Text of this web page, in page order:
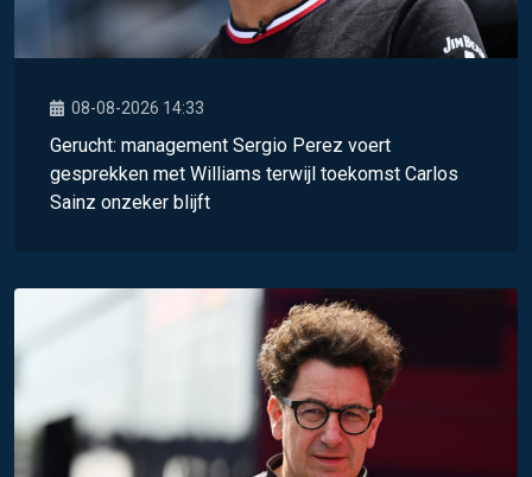
08-08-2026 14:33
Gerucht: management Sergio Perez voert
gesprekken met Williams terwijl toekomst Carlos
Sainz onzeker blijft